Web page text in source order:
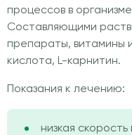
процессов в
Составляющими
препараты, витамины
кислота, L-карнитин.
Показания к лечению:
низкая